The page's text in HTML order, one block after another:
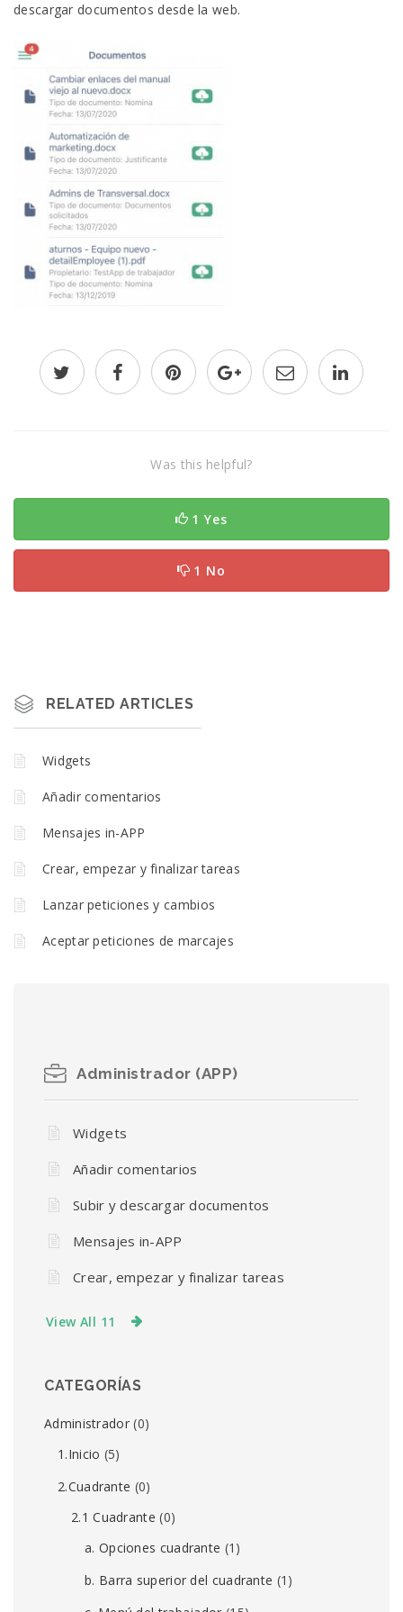
descargar documentos desde la web.
Was this helpful?
1 Yes
1 No
RELATED ARTICLES
Widgets
Añadir comentarios
Mensajes in-APP
Crear, empezar y finalizar tareas
Lanzar peticiones y cambios
Aceptar peticiones de marcajes
Administrador (APP)
Widgets
Añadir comentarios
Subir y descargar documentos
Mensajes in-APP
Crear, empezar y finalizar tareas
View All 11
CATEGORÍAS
Administrador(0)
1.Inicio (5)
2.Cuadrante (0)
2.1 Cuadrante (0)
a. Opciones cuadrante (1)
b. Barra superior del cuadrante (1)